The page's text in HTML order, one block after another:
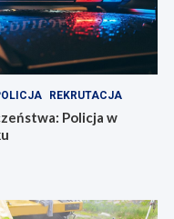
REKRUTACJA
Policja w